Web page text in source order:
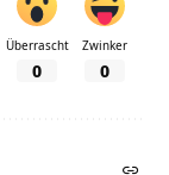
Überrascht
0
Zwinker
0